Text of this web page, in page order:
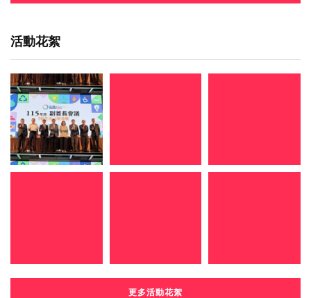
活動花絮
更多活動花絮